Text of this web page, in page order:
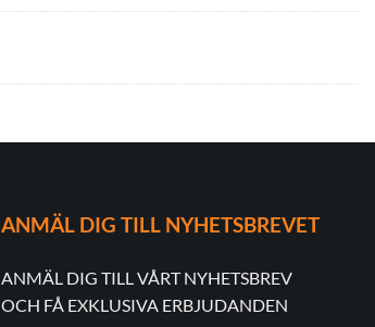
ANMÄL DIG TILL NYHETSBREVET
ANMÄL DIG TILL VÅRT NYHETSBREV
OCH FÅ EXKLUSIVA ERBJUDANDEN